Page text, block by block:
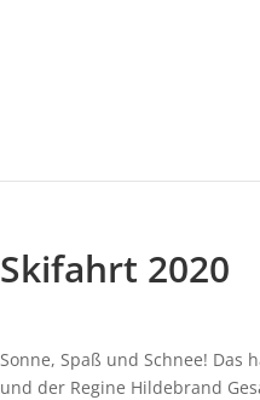
Skifahrt 2020
Sonne, Spaß und Schnee! Das
und der Regine Hildebrand